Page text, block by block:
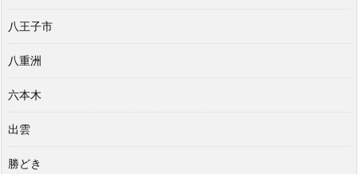
八王子市
八重洲
六本木
出雲
勝どき